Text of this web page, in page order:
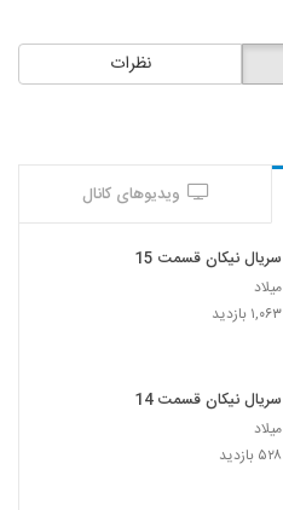
نظرات
ویدیوهای کانال
سریال نیکان قسمت 15
میلاد
۱,۰۶۳ بازدید
سریال نیکان قسمت 14
میلاد
۵۲۸ بازدید